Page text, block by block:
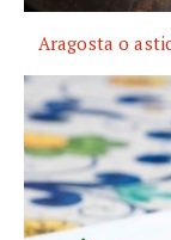
Aragosta o